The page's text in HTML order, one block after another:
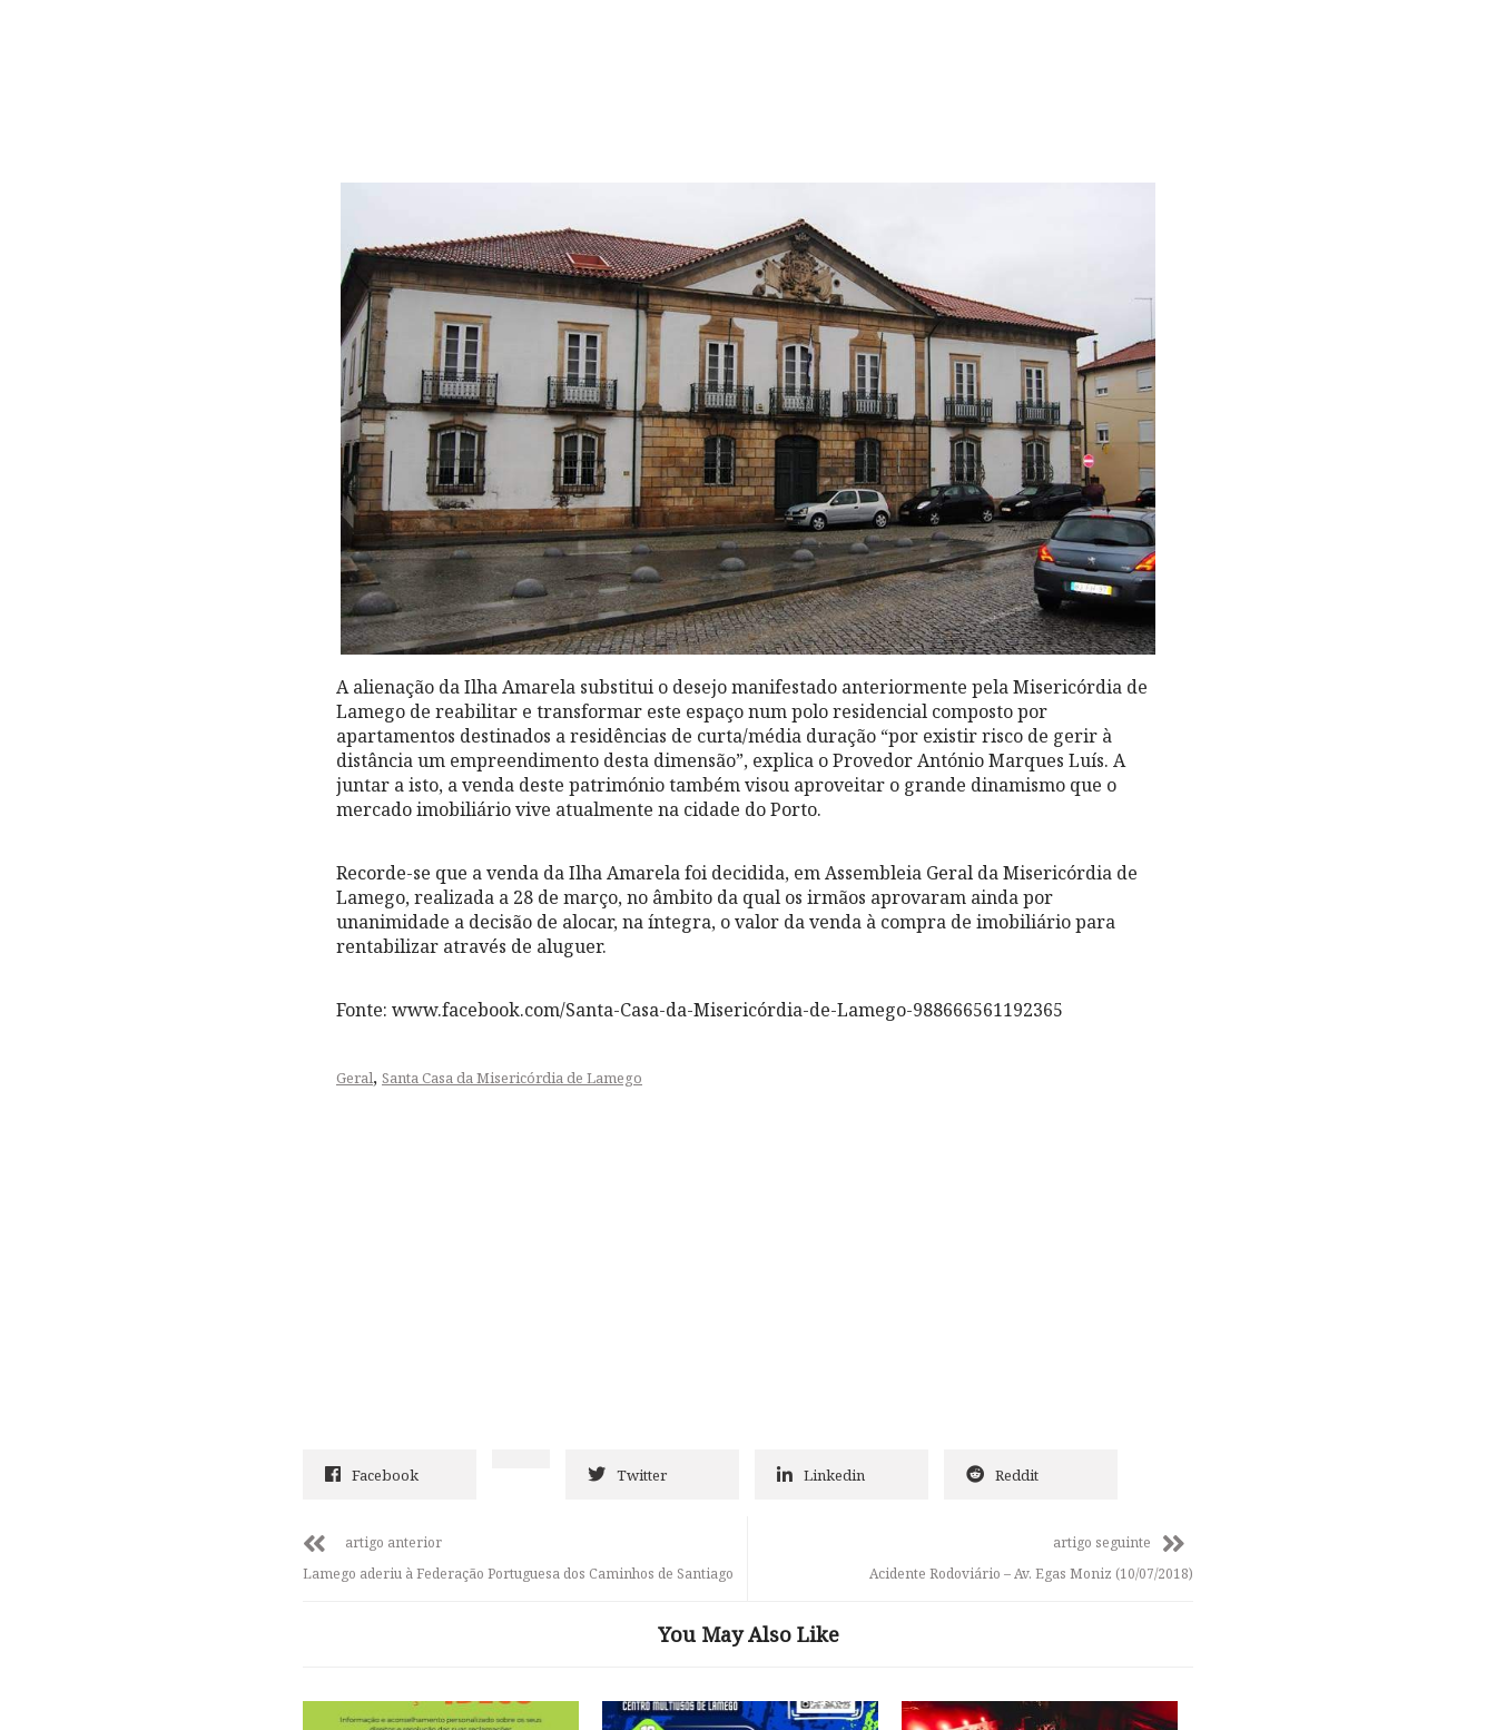
A alienação da Ilha Amarela substitui o desejo manifestado anteriormente pela Misericórdia de
Lamego de reabilitar e transformar este espaço num polo residencial composto por
apartamentos destinados a residências de curta/média duração “por existir risco de gerir à
distância um empreendimento desta dimensão”, explica o Provedor António Marques Luís. A
juntar a isto, a venda deste património também visou aproveitar o grande dinamismo que o
mercado imobiliário vive atualmente na cidade do Porto.
Recorde-se que a venda da Ilha Amarela foi decidida, em Assembleia Geral da Misericórdia de
Lamego, realizada a 28 de março, no âmbito da qual os irmãos aprovaram ainda por
unanimidade a decisão de alocar, na íntegra, o valor da venda à compra de imobiliário para
rentabilizar através de aluguer.
Fonte: www.facebook.com/Santa-Casa-da-Misericórdia-de-Lamego-988666561192365
Geral, Santa Casa da Misericórdia de Lamego
Facebook Twitter Linkedin Reddit
artigo anterior
Lamego aderiu à Federação Portuguesa dos Caminhos de Santiago
artigo seguinte
Acidente Rodoviário – Av. Egas Moniz (10/07/2018)
You May Also Like